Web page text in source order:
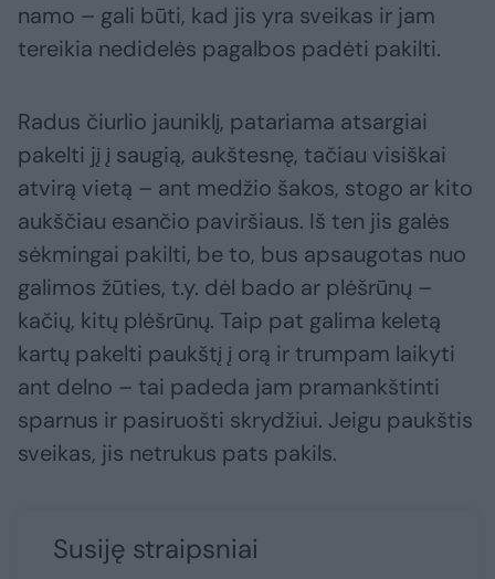
namo – gali būti, kad jis yra sveikas ir jam
tereikia nedidelės pagalbos padėti pakilti.
Radus čiurlio jauniklį, patariama atsargiai
pakelti jį į saugią, aukštesnę, tačiau visiškai
atvirą vietą – ant medžio šakos, stogo ar kito
aukščiau esančio paviršiaus. Iš ten jis galės
sėkmingai pakilti, be to, bus apsaugotas nuo
galimos žūties, t.y. dėl bado ar plėšrūnų –
kačių, kitų plėšrūnų. Taip pat galima keletą
kartų pakelti paukštį į orą ir trumpam laikyti
ant delno – tai padeda jam pramankštinti
sparnus ir pasiruošti skrydžiui. Jeigu paukštis
sveikas, jis netrukus pats pakils.
Susiję straipsniai